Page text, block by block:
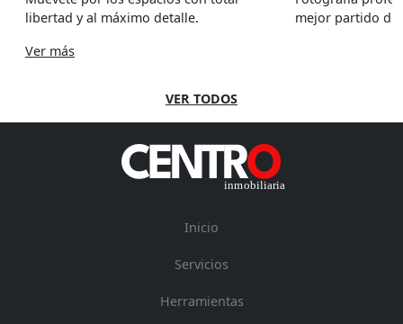
libertad y al máximo detalle.
Ver más
mejor partido
VER TODOS
Inicio
Servicios
Herramientas